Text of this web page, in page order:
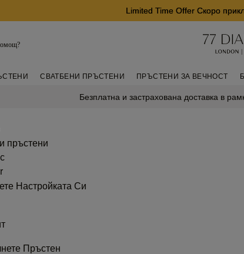
Limited Time Offer Скоро
СВАТБЕНИ ПРЪСТЕНИ ПРЪСТЕНИ ЗА ВЕЧНОСТ
Безплатна и застрахована доставка в
пръстени
Настройката Си
Пръстен